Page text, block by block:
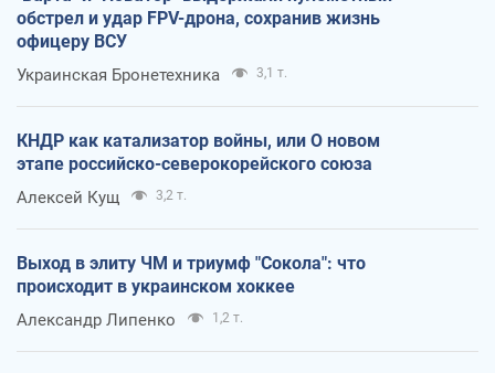
обстрел и удар FPV-дрона, сохранив жизнь
офицеру ВСУ
Украинская Бронетехника 3,1 т.
КНДР как катализатор войны, или О новом
этапе российско-северокорейского союза
Алексей Кущ 3,2 т.
Выход в элиту ЧМ и триумф "Сокола": что
происходит в украинском хоккее
Александр Липенко 1,2 т.